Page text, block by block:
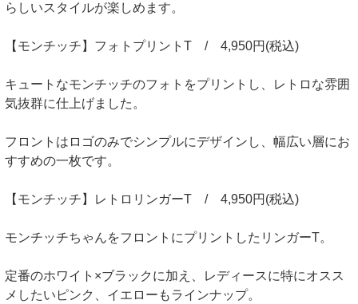
らしいスタイルが楽しめます。
【モンチッチ】フォトプリントT / 4,950円(税込)
キュートなモンチッチのフォトをプリントし、レトロな雰囲
気抜群に仕上げました。
フロントはロゴのみでシンプルにデザインし、幅広い層にお
すすめの一枚です。
【モンチッチ】レトロリンガーT / 4,950円(税込)
モンチッチちゃんをフロントにプリントしたリンガーT。
定番のホワイト×ブラックに加え、レディースに特にオスス
メしたいピンク、イエローもラインナップ。